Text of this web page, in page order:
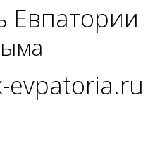
Евпатории